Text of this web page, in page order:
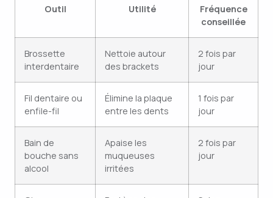
Outil Utilité
Fréquence
conseillée
Brossette
interdentaire
Nettoie autour
des brackets
2 fois par
jour
Fil dentaire ou
enfile-fil
Élimine la plaque
entre les dents
1 fois par
jour
Bain de
bouche sans
alcool
Apaise les
muqueuses
irritées
2 fois par
jour